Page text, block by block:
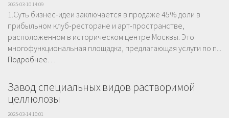
2025-03-10 14:09
1.Суть бизнес-идеи заключается в продаже 45% доли в
прибыльном клуб-ресторане и арт-пространстве,
расположенном в историческом центре Москвы. Это
многофункциональная площадка, предлагающая услуги по п...
Подробнее…
Завод специальных видов растворимой
целлюлозы
2025-03-14 10:01